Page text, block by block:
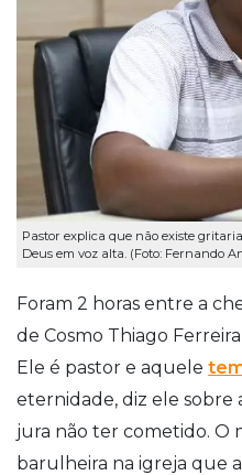
Pastor explica que não existe
Deus em voz alta. (Foto: Fernando
Foram 2 horas entre a
de Cosmo Thiago
Ele é pastor e aquele
eternidade, diz ele sobre
jura não ter cometido. O
barulheira na igreja que